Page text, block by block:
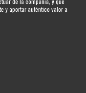
y aportar auténtico valor a